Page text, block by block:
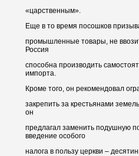
«царственным».
Еще в то время посошков
промышленные товары, не
Россия
способна производить
импорта.
Кроме того, он рекомендовал
закрепить за крестьянами
он
предлагал заменить подушную
введение особого
налога в пользу церкви –